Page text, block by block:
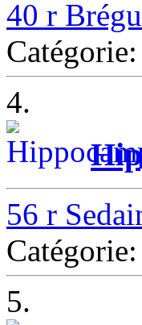
40 r
4.
56 r
5.